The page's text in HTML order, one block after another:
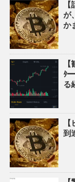
が
か
ﾀ
る
到